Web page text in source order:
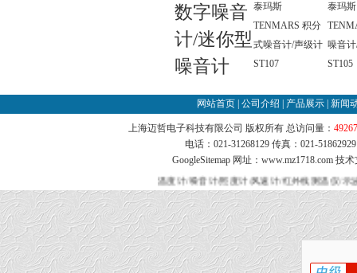
数字噪音
计/迷你型
噪音计
泰玛斯
TENMARS 积分
式噪音计/声级计
ST107
泰玛斯
噪音
ST105
网站首页 公司介绍 产品展示 新闻
上海迈哲电子科技有限公司 版权所有 总访问量：
电话：021-31268129 传真：021-
GoogleSitemap网址：www.mz1718.com 技
温度计/噪音计/照度计/风速计/红外线测温仪/示